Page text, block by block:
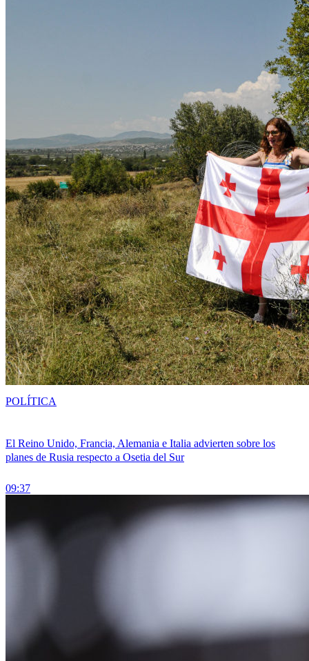
El Reino Unido, Francia, Alemania e Italia advierten sobre los
planes de Rusia respecto a Osetia del Sur
09:37
POLÍTICA